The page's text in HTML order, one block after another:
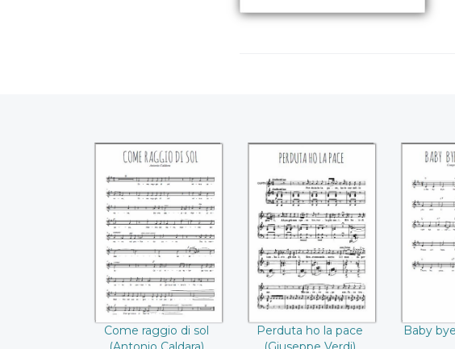
Come raggio di sol
(Antonio Caldara)
Come raggio di sol
(Antonio Caldara)
Perduta ho la pace
(Giuseppe Verdi)
Perduta ho la pace
(Giuseppe Verdi)
Baby
Baby